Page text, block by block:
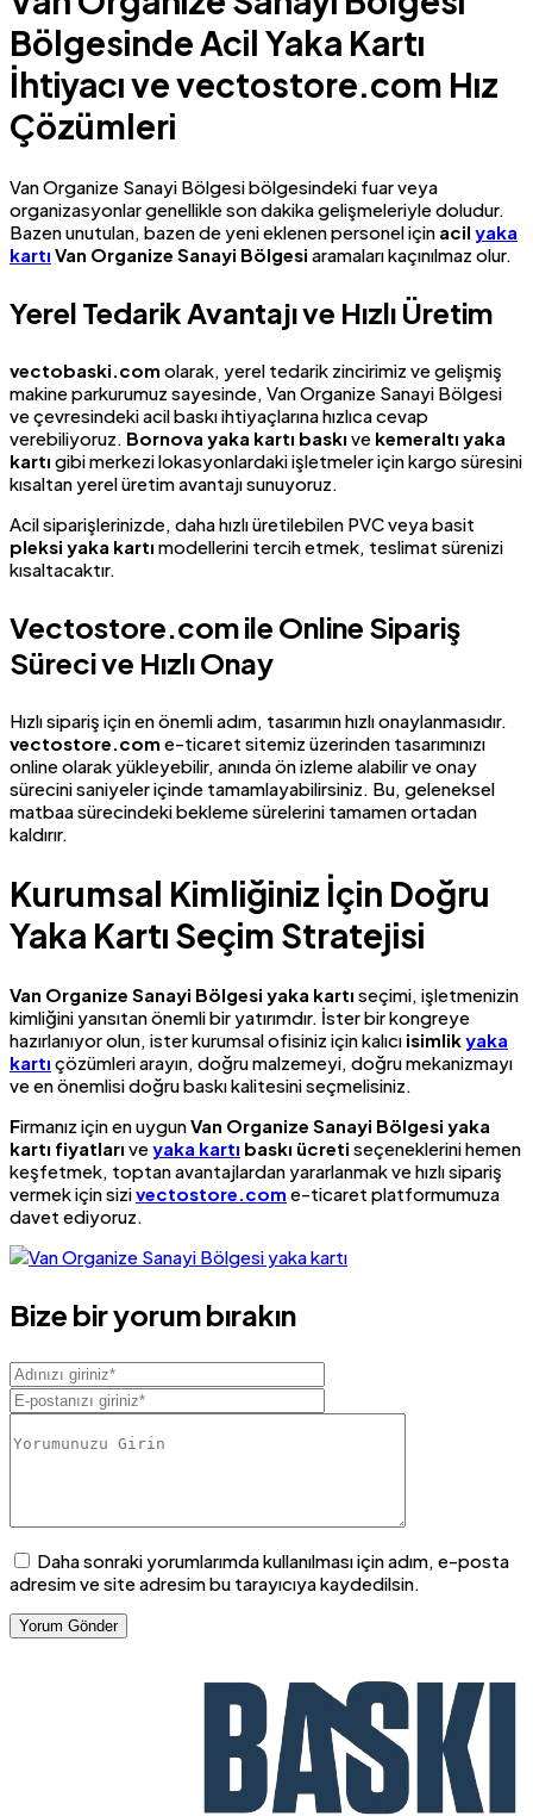
Bölgesinde Acil Yaka Kartı
İhtiyacı vevectostore.com Hız
Çözümleri
Van Organize Sanayi Bölgesi bölgesindeki fuar veya
organizasyonlar genellikle son dakika gelişmeleriyle doludur.
Bazen unutulan, bazen de yeni eklenen personel için acil yaka
kartı Van Organize Sanayi Bölgesi aramaları kaçınılmaz olur.
Yerel Tedarik Avantajı ve Hızlı Üretim
vectobaski.com olarak, yerel tedarik zincirimiz ve gelişmiş
makine parkurumuz sayesinde, Van Organize Sanayi Bölgesi
ve çevresindeki acil baskı ihtiyaçlarına hızlıca cevap
verebiliyoruz. Bornova yaka kartı baskı ve kemeraltı yaka
kartı gibi merkezi lokasyonlardaki işletmeler için kargo süresini
kısaltan yerel üretim avantajı sunuyoruz.
Acil siparişlerinizde, daha hızlı üretilebilen PVC veya basit
pleksi yaka kartı modellerini tercih etmek, teslimat sürenizi
kısaltacaktır.
Vectostore.comile Online Sipariş
Süreci ve Hızlı Onay
Hızlı sipariş için en önemli adım, tasarımın hızlı onaylanmasıdır.
vectostore.com e-ticaret sitemiz üzerinden tasarımınızı
online olarak yükleyebilir, anında ön izleme alabilir ve onay
sürecini saniyeler içinde tamamlayabilirsiniz. Bu, geleneksel
matbaa sürecindeki bekleme sürelerini tamamen ortadan
kaldırır.
Kurumsal Kimliğiniz İçin Doğru
Yaka Kartı Seçim Stratejisi
Van Organize Sanayi Bölgesi yaka kartı seçimi, işletmenizin
kimliğini yansıtan önemli bir yatırımdır. İster bir kongreye
hazırlanıyor olun, ister kurumsal ofisiniz için kalıcı isimlikyaka
kartı çözümleri arayın, doğru malzemeyi, doğru mekanizmayı
ve en önemlisi doğru baskı kalitesini seçmelisiniz.
Firmanız için en uygunVan Organize Sanayi Bölgesi yaka
kartı fiyatları veyaka kartı baskı ücreti seçeneklerini hemen
keşfetmek, toptan avantajlardan yararlanmak ve hızlı sipariş
vermek için sizivectostore.com e-ticaret platformumuza
davet ediyoruz.
Bize bir yorum bırakın
Daha sonraki yorumlarımda kullanılması için adım, e-posta
adresim ve site adresim bu tarayıcıya kaydedilsin.